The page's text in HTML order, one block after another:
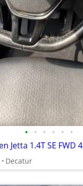
• • • • • •
Decatur